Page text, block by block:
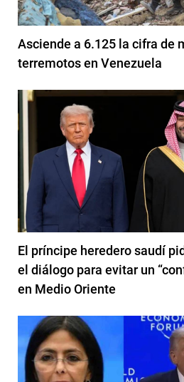
Asciende a 6.125 la cifra de
terremotos en Venezuela
El príncipe heredero saudí
el diálogo para evitar un
en Medio Oriente